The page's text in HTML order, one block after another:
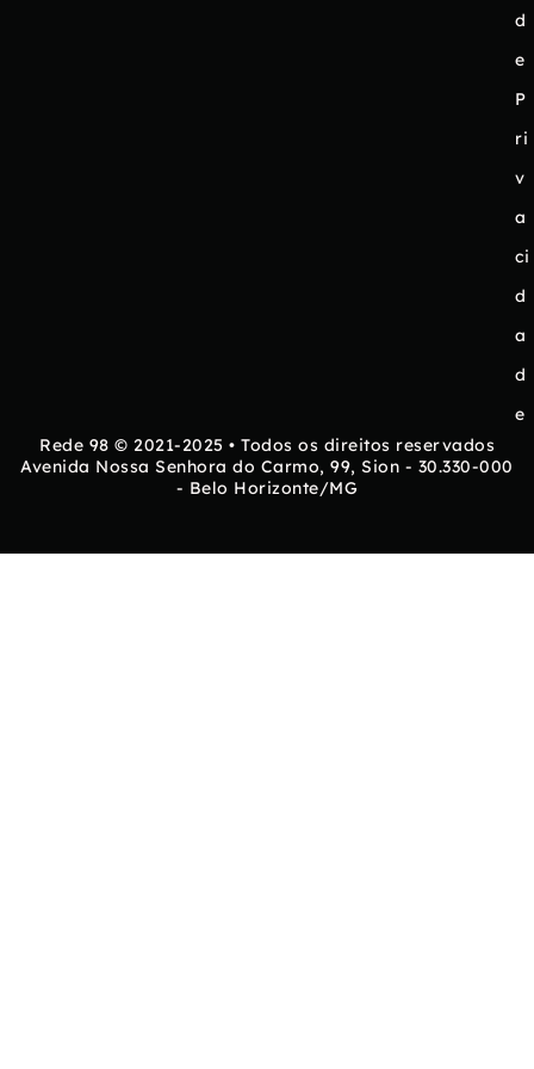
d
e
P
ri
v
a
ci
d
a
d
e
Rede 98 © 2021-2025 • Todos os direitos reservados
Avenida Nossa Senhora do Carmo, 99, Sion - 30.330-000
- Belo Horizonte/MG